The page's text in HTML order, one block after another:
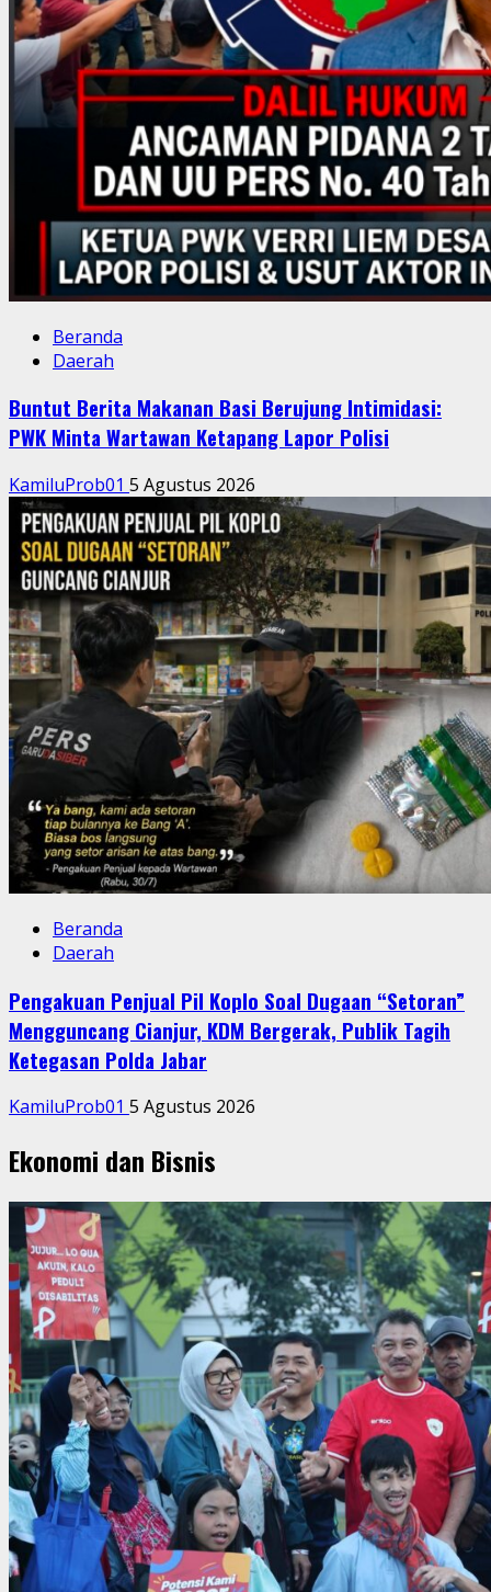
Beranda
Daerah
Buntut Berita Makanan Basi Berujung Intimidasi:
PWK Minta Wartawan Ketapang Lapor Polisi
KamiluProb01 5 Agustus 2026
Beranda
Daerah
Pengakuan Penjual Pil Koplo Soal Dugaan “Setoran”
Mengguncang Cianjur, KDM Bergerak, Publik Tagih
Ketegasan Polda Jabar
KamiluProb01 5 Agustus 2026
Ekonomi dan Bisnis